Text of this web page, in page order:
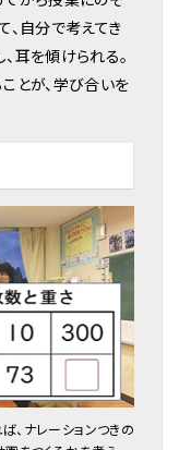
、自分で考えてき
耳を傾けられる。
とが、学び合いを
、ナレーションつきの